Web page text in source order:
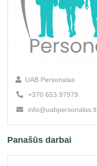
UAB Personalas
+370 653 97979
info@uabpersonalas.lt
Panašūs darbai